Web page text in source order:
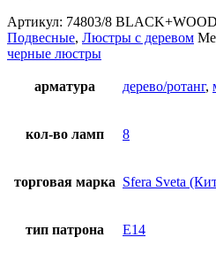
Артикул: 74803/8 BLACK+WOOD
Подвесные, Люстры с деревом
черные люстры
арматура дерево/ротанг,
кол-во ламп 8
торговая марка Sfera Sveta
тип патрона E14